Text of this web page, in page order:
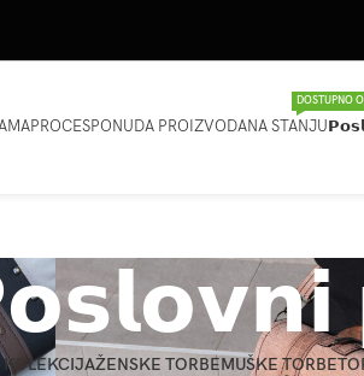
PROCESPONUDA PROIZVODANA STANJU
DOSTUPNO
KOLEKCIJAŽENSKE TORBEMUŠKE TORBE